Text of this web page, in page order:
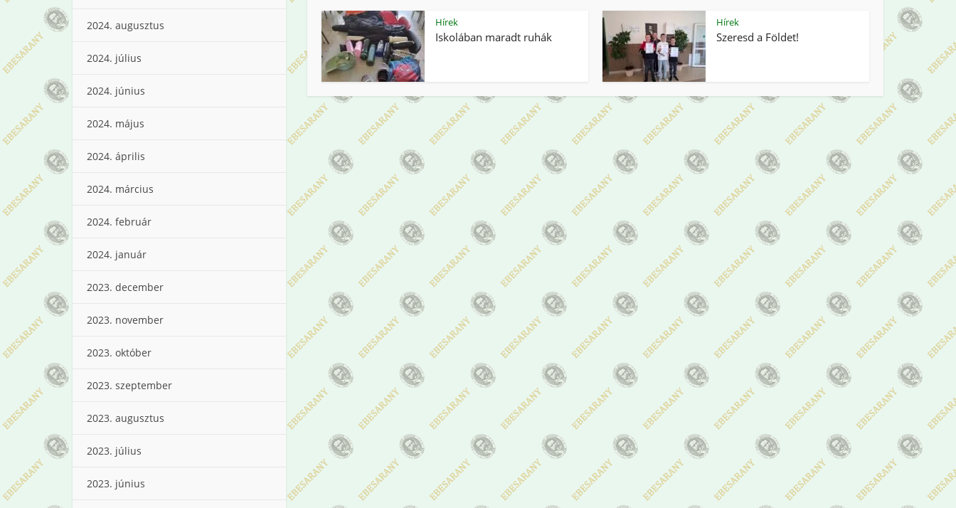
2024. augusztus
2024. július
2024. június
2024. május
2024. április
2024. március
2024. február
2024. január
2023. december
2023. november
2023. október
2023. szeptember
2023. augusztus
2023. július
2023. június
Hírek
Iskolában maradt ruhák
Hírek
Szeresd a Földet!